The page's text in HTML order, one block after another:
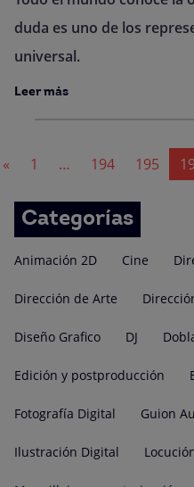
duda es uno de los
universal.
Leer más
Navegación
entradas
« 1 … 194 195
Categorías
Animación 2D Cine
Dirección de Arte
Diseño Grafico DJ
Edición y postproducción
Fotografía Digital Guion
Ilustración Digital